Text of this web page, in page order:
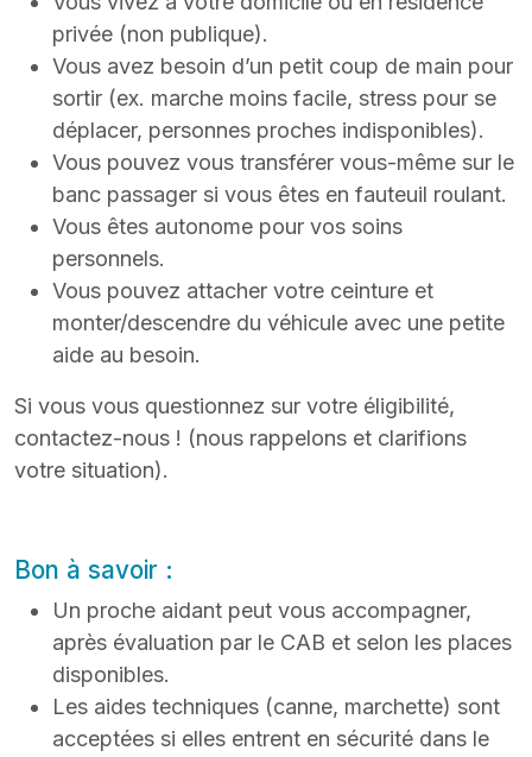
privée (non publique).
Vous avez besoin d’un petit coup de main pour
sortir (ex. marche moins facile, stress pour se
déplacer, personnes proches indisponibles).
Vous pouvez vous transférer vous-même sur le
banc passager si vous êtes en fauteuil roulant.
Vous êtes autonome pour vos soins
personnels.
Vous pouvez attacher votre ceinture et
monter/descendre du véhicule avec une petite
aide au besoin.
Si vous vous questionnez sur votre éligibilité,
contactez-nous ! (nous rappelons et clarifions
votre situation).
Bon à savoir :
Un proche aidant peut vous accompagner,
après évaluation par le CAB et selon les places
disponibles.
Les aides techniques (canne, marchette) sont
acceptées si elles entrent en sécurité dans le